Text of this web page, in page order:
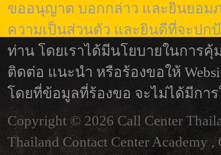
ขออนุญาต บอกกล่าว และยินยอม
ความเป็นส่วนตัว และยินดีที่จะปก
ท่าน โดยเราได้มีนโยบายในการ
ติดต่อ แนะนำ หรือร้องขอให้
โดยที่ข้อมูลที่ร้องขอ จะไม่ได้มีกา
Copyright © 2026 Call Center
Thailand Contact Center Academy